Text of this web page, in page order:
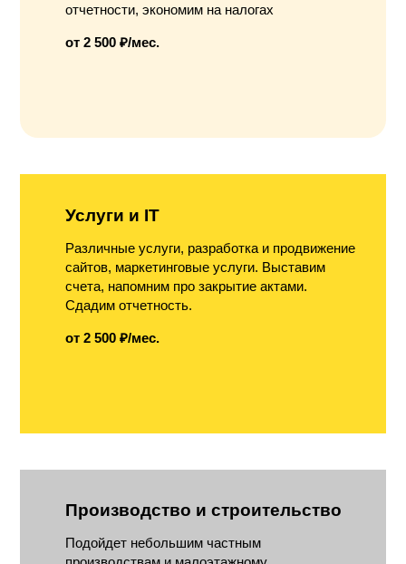
отчетности, экономим на налогах
от 2 500 ₽/мес.
Услуги и IT
Различные услуги, разработка и продвижение
сайтов, маркетинговые услуги. Выставим
счета, напомним про закрытие актами.
Сдадим отчетность.
от 2 500 ₽/мес.
Производство и строительство
Подойдет небольшим частным